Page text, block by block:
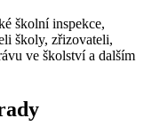
školní inspekce,
školy, zřizovateli,
ve školství a dalším